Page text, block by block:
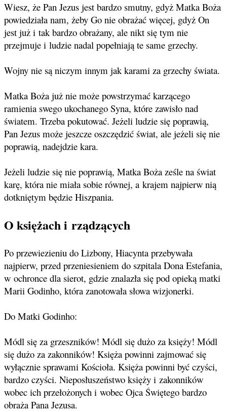
Wiesz, że Pan Jezus jest bardzo smutny, gdyż Matka Boża
powiedziała nam, żeby Go nie obrażać więcej, gdyż On
jest już i tak bardzo obrażany, ale nikt się tym nie
przejmuje i ludzie nadal popełniają te same grzechy.
Wojny nie są niczym innym jak karami za grzechy świata.
Matka Boża już nie może powstrzymać karzącego
ramienia swego ukochanego Syna, które zawisło nad
światem. Trzeba pokutować. Jeżeli ludzie się poprawią,
Pan Jezus może jeszcze oszczędzić świat, ale jeżeli się nie
poprawią, nadejdzie kara.
Jeżeli ludzie się nie poprawią, Matka Boża ześle na świat
karę, która nie miała sobie równej, a krajem najpierw nią
dotkniętym będzie Hiszpania.
O księżach i rządzących
Po przewiezieniu do Lizbony, Hiacynta przebywała
najpierw, przed przeniesieniem do szpitala Dona Estefania,
w ochronce dla sierot, gdzie znalazła się pod opieką matki
Marii Godinho, która zanotowała słowa wizjonerki.
Do Matki Godinho:
Módl się za grzeszników! Módl się dużo za księży! Módl
się dużo za zakonników! Księża powinni zajmować się
wyłącznie sprawami Kościoła. Księża powinni być czyści,
bardzo czyści. Nieposłuszeństwo księży i zakonników
wobec ich przełożonych i wobec Ojca Świętego bardzo
obraża Pana Jezusa.